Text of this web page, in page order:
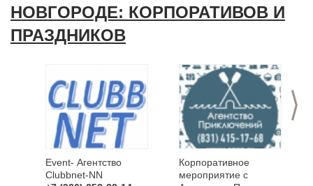
НОВГОРОДЕ: КОРПОРАТИВОВ И
ПРАЗДНИКОВ
>
Event- Агентство
Clubbnet-NN
Корпоративное
мероприятие с